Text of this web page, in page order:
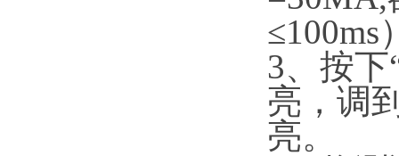
≤100ms
3、按
亮，调
亮。